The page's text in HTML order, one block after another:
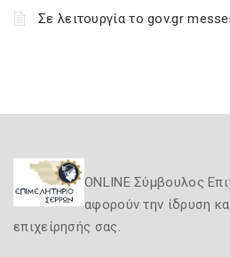
Σε λειτουργία το gov.gr
ONLINE Σύμβουλος
αφορούν την ίδρυση
επιχείρησής σας.